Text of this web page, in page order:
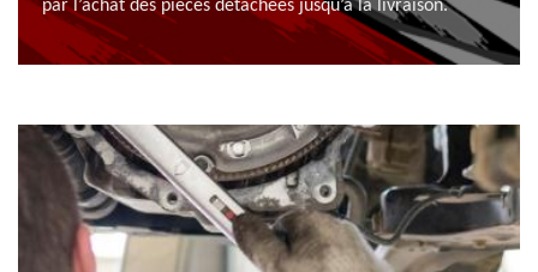
par l’achat des pièces détachées jusqu’à la livraison.